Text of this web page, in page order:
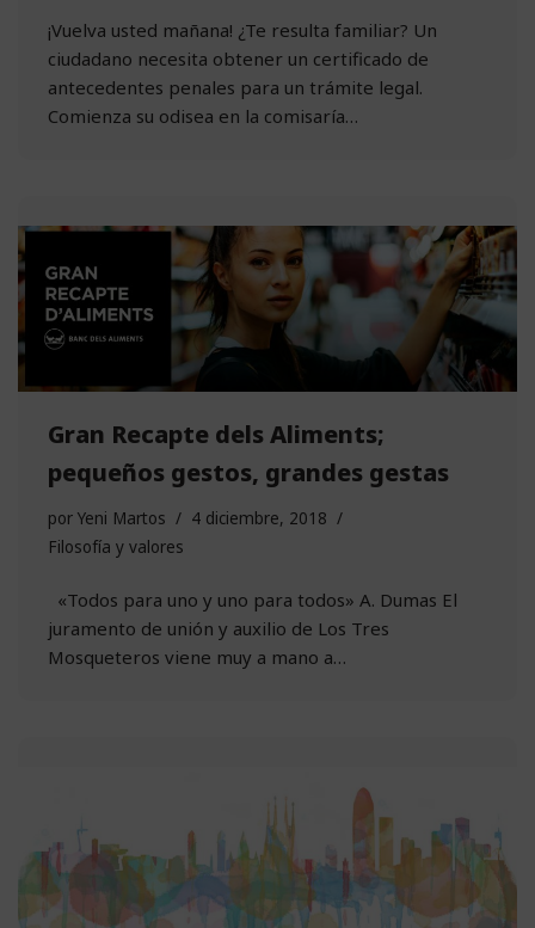
¡Vuelva usted mañana! ¿Te resulta familiar? Un
ciudadano necesita obtener un certificado de
antecedentes penales para un trámite legal.
Comienza su odisea en la comisaría…
Gran Recapte dels Aliments;
pequeños gestos, grandes gestas
por Yeni Martos
4 diciembre, 2018
Filosofía y valores
«Todos para uno y uno para todos» A. Dumas El
juramento de unión y auxilio de Los Tres
Mosqueteros viene muy a mano a…